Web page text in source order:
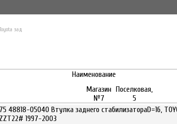
зад
Наименование
Магазин
№7
Поселковая,
5
48818-05040 Втулка заднего стабилизатораD=16,
1997-2003